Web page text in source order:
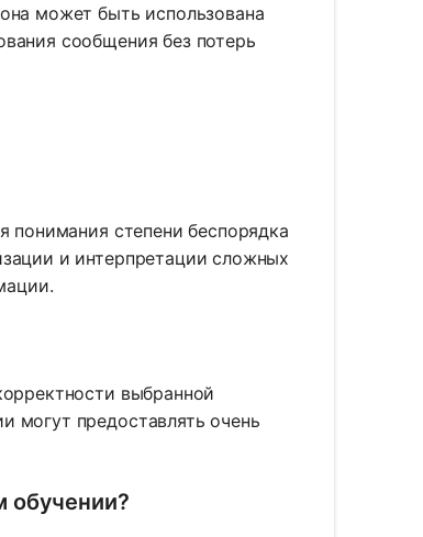
может быть использована
сообщения без потерь
понимания степени беспорядка
и интерпретации сложных
выбранной
могут предоставлять очень
обучении?